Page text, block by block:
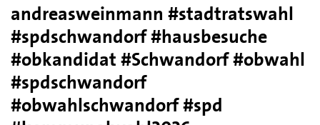
andreasweinmann #stadtratswahl
#spdschwandorf #hausbesuche
#obkandidat #Schwandorf #obwahl
#spdschwandorf
#obwahlschwandorf #spd